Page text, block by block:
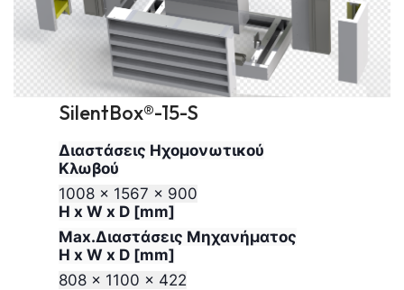
SilentBox®-15-S
Διαστάσεις Ηχομονωτικού
Κλωβού
1008 x 1567 x 900
H x W x D [mm]
Max.Διαστάσεις Μηχανήματος
H x W x D [mm]
808 x 1100 x 422